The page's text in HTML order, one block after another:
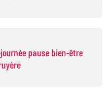
pause bien-être